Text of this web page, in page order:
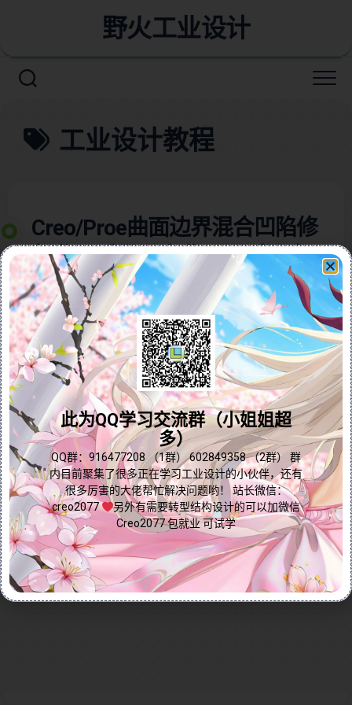
野火工业设计
工业设计教程
Creo/Proe曲面边界混合凹陷修
复曲面质量调高曲面圆弧混合
不加线创建高质量曲面
本视频详细介绍了如何解决Creo/Proe中边界混合曲面
在拐弯处凹陷的常见问题！视频深入分析即使用标准圆
弧作为边界线仍出现凹陷的根本原因，并独家揭秘通过
调整控制点选项将拟合方式改为弧长参数的完美解决方
案。教程详细演示：1）凹陷问题的诊断方法 2）控制点
参数的精准调节 3）弧长拟合的优化效果对比。掌握这
一技巧，您将能轻松创建光顺过渡的高质量曲面，彻底
告别拐弯处凹陷困扰。特别适合从事汽车造型、消费电
子等需要A级曲面的设计师和工程师学习提升。
Continue reading...
2025-04-21 by免费Creo教程
Creo/Proe曲面技巧
Creo短视频
0
此为QQ学习交流群（小姐姐超
多）
QQ群：916477208 （1群） 602849358 （2群） 群
内目前聚集了很多正在学习工业设计的小伙伴，还有
很多厉害的大佬帮忙解决问题哟！ 站长微信：
creo2077
另外有需要转型结构设计的可以加微信
Creo2077 包就业 可试学
问题答疑♥资料白嫖
群内有大量学习资料哟~
点我直接加群嘛